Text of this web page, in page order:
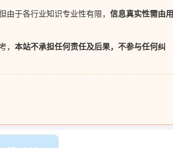
于各行业知识专业性有限， 信息真实性需由用
， 本站不承担任何责任及后果，不参与任何纠